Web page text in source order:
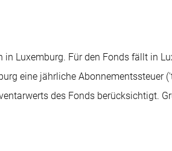
Luxemburg. Für den Fonds fällt in
eine jährliche Abonnementssteuer
des Fonds berücksichtigt.